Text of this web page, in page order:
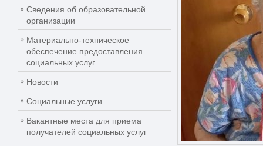
Сведения об образовательной
организации
Материально-техническое
обеспечение предоставления
социальных услуг
Новости
Социальные услуги
Вакантные места для приема
получателей социальных услуг